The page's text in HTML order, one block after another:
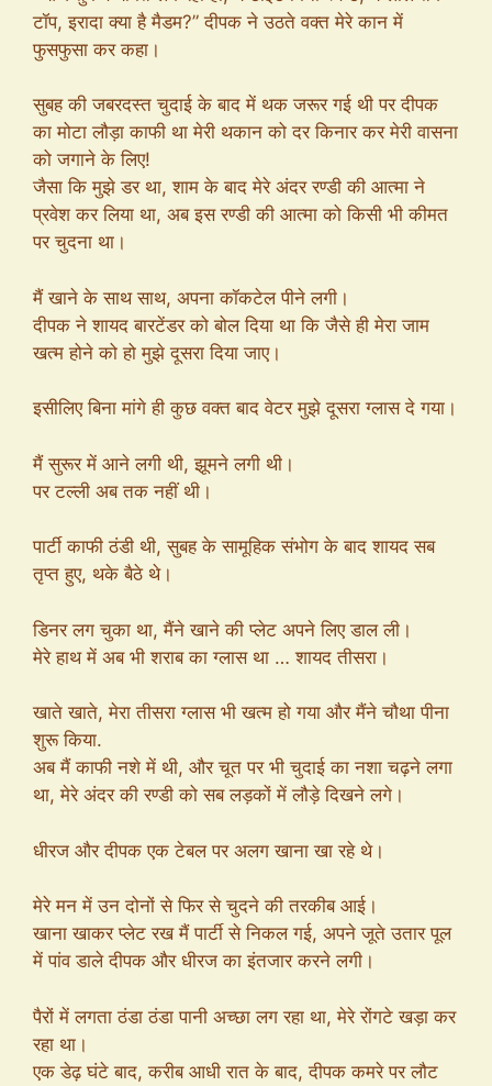
टॉप, इरादा क्या है मैडम?” दीपक ने उठते वक्त मेरे कान में
फुसफुसा कर कहा।
सुबह की जबरदस्त चुदाई के बाद में थक जरूर गई थी पर दीपक
का मोटा लौड़ा काफी था मेरी थकान को दर किनार कर मेरी वासना
को जगाने के लिए!
जैसा कि मुझे डर था, शाम के बाद मेरे अंदर रण्डी की आत्मा ने
प्रवेश कर लिया था, अब इस रण्डी की आत्मा को किसी भी कीमत
पर चुदना था।
मैं खाने के साथ साथ, अपना कॉकटेल पीने लगी।
दीपक ने शायद बारटेंडर को बोल दिया था कि जैसे ही मेरा जाम
खत्म होने को हो मुझे दूसरा दिया जाए।
इसीलिए बिना मांगे ही कुछ वक्त बाद वेटर मुझे दूसरा ग्लास दे गया।
मैं सुरूर में आने लगी थी, झूमने लगी थी।
पर टल्ली अब तक नहीं थी।
पार्टी काफी ठंडी थी, सुबह के सामूहिक संभोग के बाद शायद सब
तृप्त हुए, थके बैठे थे।
डिनर लग चुका था, मैंने खाने की प्लेट अपने लिए डाल ली।
मेरे हाथ में अब भी शराब का ग्लास था … शायद तीसरा।
खाते खाते, मेरा तीसरा ग्लास भी खत्म हो गया और मैंने चौथा पीना
शुरू किया.
अब मैं काफी नशे में थी, और चूत पर भी चुदाई का नशा चढ़ने लगा
था, मेरे अंदर की रण्डी को सब लड़कों में लौड़े दिखने लगे।
धीरज और दीपक एक टेबल पर अलग खाना खा रहे थे।
मेरे मन में उन दोनों से फिर से चुदने की तरकीब आई।
खाना खाकर प्लेट रख मैं पार्टी से निकल गई, अपने जूते उतार पूल
में पांव डाले दीपक और धीरज का इंतजार करने लगी।
पैरों में लगता ठंडा ठंडा पानी अच्छा लग रहा था, मेरे रोंगटे खड़ा कर
रहा था।
एक डेढ़ घंटे बाद, करीब आधी रात के बाद, दीपक कमरे पर लौट